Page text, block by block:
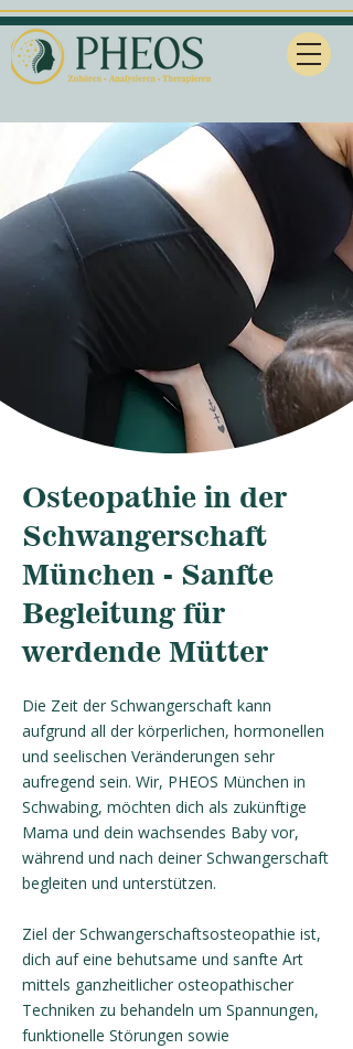
Osteopathie in der
Schwangerschaft
München - Sanfte
Begleitung für
werdende Mütter
Die Zeit der Schwangerschaft kann
aufgrund all der körperlichen, hormonellen
und seelischen Veränderungen sehr
aufregend sein. Wir, PHEOS München in
Schwabing, möchten dich als zukünftige
Mama und dein wachsendes Baby vor,
während und nach deiner Schwangerschaft
begleiten und unterstützen.
Ziel der Schwangerschaftsosteopathie ist,
dich auf eine behutsame und sanfte Art
mittels ganzheitlicher osteopathischer
Techniken zu behandeln um Spannungen,
funktionelle Störungen sowie